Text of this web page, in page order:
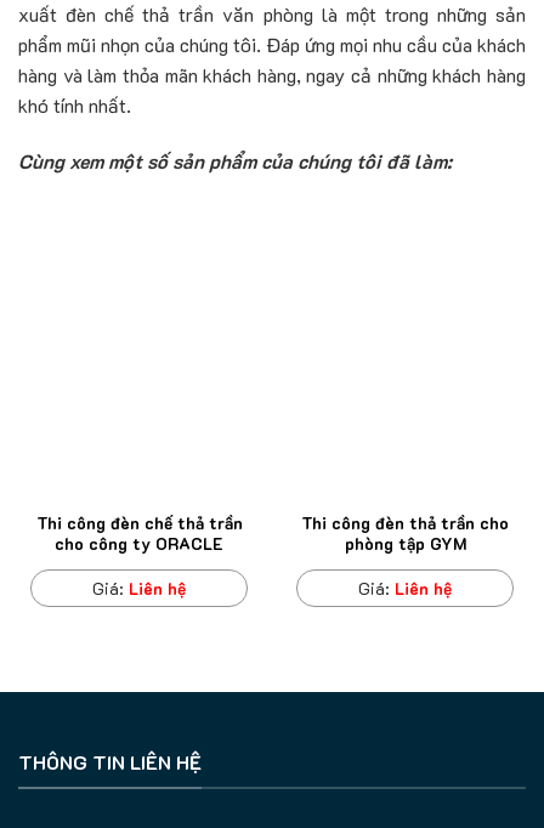
xuất đèn chế thả trần văn phòng là một trong những sản
phẩm mũi nhọn của chúng tôi. Đáp ứng mọi nhu cầu của khách
hàng và làm thỏa mãn khách hàng, ngay cả những khách hàng
khó tính nhất.
Cùng xem một số sản phẩm của chúng tôi đã làm:
Thi công đèn chế thả trần
cho công ty ORACLE
Giá: Liên hệ
Thi công đèn thả trần cho
phòng tập GYM
Giá: Liên hệ
THÔNG TIN LIÊN HỆ